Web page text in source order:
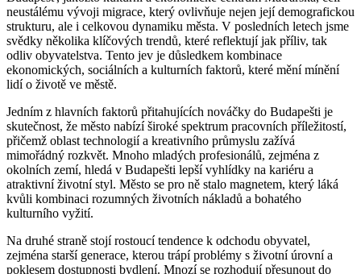
neustálému vývoji migrace, který ovlivňuje nejen její demografickou
strukturu, ale i celkovou dynamiku města. V posledních letech jsme
svědky několika klíčových trendů, které reflektují jak příliv, tak
odliv obyvatelstva. Tento jev je důsledkem kombinace
ekonomických, sociálních a kulturních faktorů, které mění mínění
lidí o životě ve městě.
Jedním z hlavních faktorů přitahujících nováčky do Budapešti je
skutečnost, že město nabízí široké spektrum pracovních příležitostí,
přičemž oblast technologií a kreativního průmyslu zažívá
mimořádný rozkvět. Mnoho mladých profesionálů, zejména z
okolních zemí, hledá v Budapešti lepší vyhlídky na kariéru a
atraktivní životní styl. Město se pro ně stalo magnetem, který láká
kvůli kombinaci rozumných životních nákladů a bohatého
kulturního vyžití.
Na druhé straně stojí rostoucí tendence k odchodu obyvatel,
zejména starší generace, kterou trápí problémy s životní úrovní a
poklesem dostupnosti bydlení. Mnozí se rozhodují přesunout do